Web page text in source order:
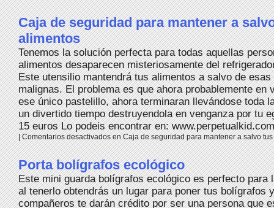
Caja de seguridad para mantener a
alimentos
Tenemos la solución perfecta para todas aquellas
alimentos desaparecen misteriosamente del
Este utensilio mantendrá tus alimentos a salvo de esas
malignas. El problema es que ahora probablemente en
ese único pastelillo, ahora terminaran llevándose toda
un divertido tiempo destruyendola en venganza por tu
15 euros Lo podeis encontrar en: www.perpetualkid.com
|Comentarios desactivadosen Caja de seguridad para mantener a salvo
Porta bolígrafos ecológico
Este mini guarda bolígrafos ecológico es perfecto para
al tenerlo obtendrás un lugar para poner tus bolígrafos
compañeros te darán crédito por ser una persona que